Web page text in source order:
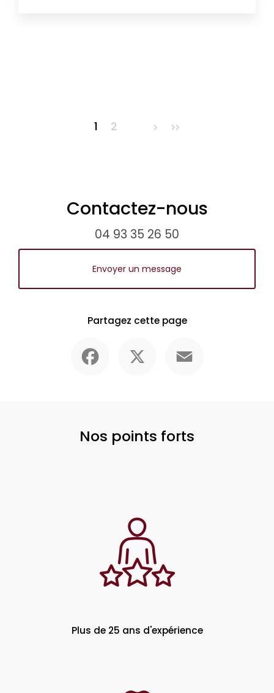
1 2
Contactez-nous
04 93 35 26 50
Envoyer un message
Partagez cette page
Nos points forts
Plus de 25 ans d'expérience